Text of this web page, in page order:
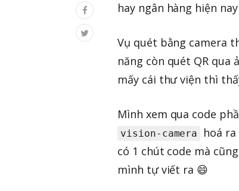
hay ngân hàng hiện
Vụ quét bằng camera
năng còn quét QR
mấy cái thư viện thì
Mình xem qua code
vision-camera
hoá
có 1 chút code mà
mình tự viết ra 😄